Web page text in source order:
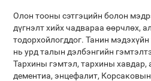
Олон тооны сэтгэцийн болон
дүгнэлт хийх чадвараа өөрчлөх,
тодорхойлогддог. Танин
нь урд талын дэлбэнгийн
Тархины гэмтэл, тархины хавдар,
дементиа, энцефалит,